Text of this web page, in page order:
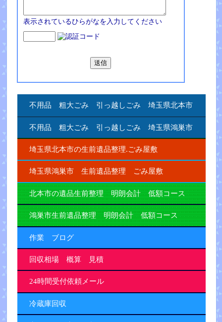
表示されているひらがなを入力してください
不用品 粗大ごみ 引っ越しごみ 埼玉県北本市
不用品 粗大ごみ 引っ越しごみ 埼玉県鴻巣市
埼玉県北本市の生前遺品整理.ごみ屋敷
埼玉県鴻巣市 生前遺品整理 ごみ屋敷
北本市の遺品生前整理 明朗会計 低額コース
鴻巣市生前遺品整理 明朗会計 低額コース
作業 ブログ
回収相場 概算 見積
24時間受付依頼メール
冷蔵庫回収